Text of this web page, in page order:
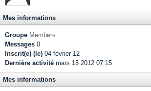
Mes informations
Groupe Members
Messages 0
Inscrit(e) (le) 04-février 12
Dernière activité mars 15 2012 07:15
Mes informations